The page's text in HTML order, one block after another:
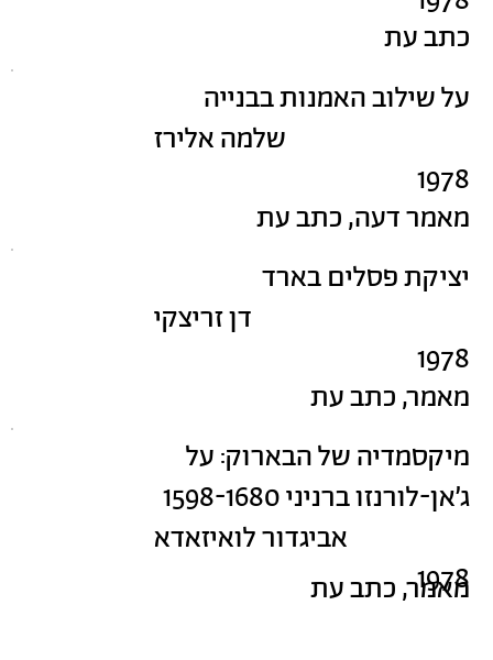
כתב עת
על שילוב האמנות בבנייה
שלמה אלירז
1978
מאמר דעה, כתב עת
יציקת פסלים בארד
דן זריצקי
1978
מאמר, כתב עת
מיקסמדיה של הבארוק: על
ג׳אן-לורנזו ברניני 1598-1680
אביגדור לואיזאדא
1978
מאמר, כתב עת